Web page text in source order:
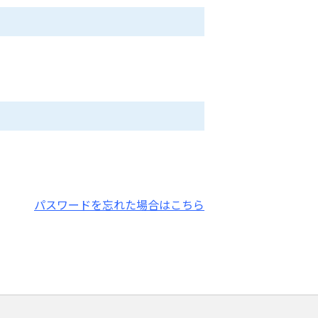
パスワードを忘れた場合はこちら